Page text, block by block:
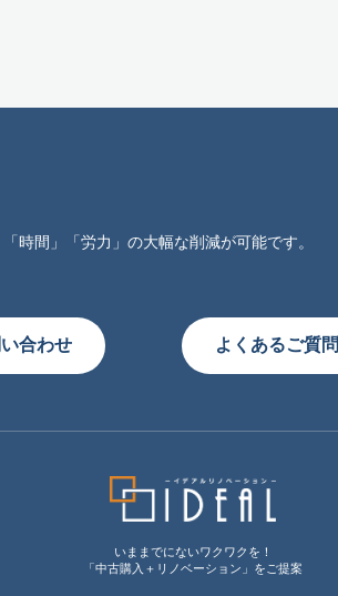
時間」「労力」の大幅な削減が可能です。
合わせ よくあるご質問
いままでにないワクワクを！
「中古購入＋リノベーション」をご提案